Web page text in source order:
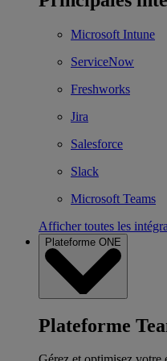
Microsoft Intune
ServiceNow
Freshworks
Jira
Salesforce
Slack
Microsoft Teams
Afficher toutes les
Plateforme ONE
Plateforme